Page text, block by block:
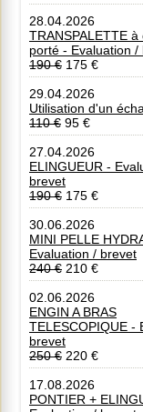
28.04.2026
TRANSPALETTE
porté - Evaluation /
190 € 175 €
29.04.2026
Utilisation d'un
110 € 95 €
27.04.2026
ELINGUEUR -
brevet
190 € 175 €
30.06.2026
MINI PELLE
Evaluation / brevet
240 € 210 €
02.06.2026
ENGIN A BRAS
TELESCOPIQUE -
brevet
250 € 220 €
17.08.2026
PONTIER +